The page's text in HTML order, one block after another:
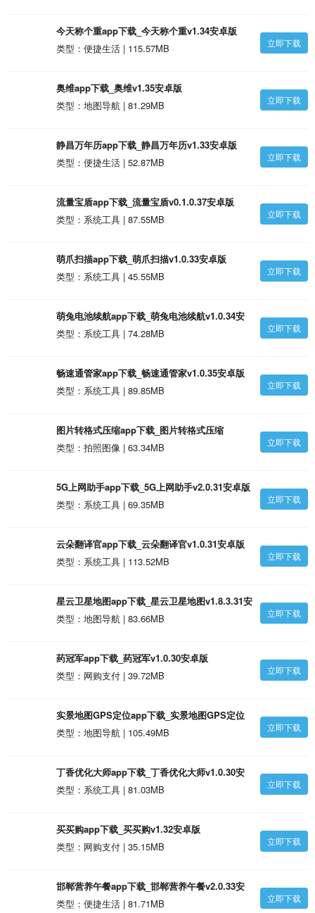
今天称个重app下载_今天称个重v1.34安卓版
类型：便捷生活 | 115.57MB
立即下载
奥维app下载_奥维v1.35安卓版
类型：地图导航 | 81.29MB
立即下载
静昌万年历app下载_静昌万年历v1.33安卓版
类型：便捷生活 | 52.87MB
立即下载
流量宝盾app下载_流量宝盾v0.1.0.37安卓版
类型：系统工具 | 87.55MB
立即下载
萌爪扫描app下载_萌爪扫描v1.0.33安卓版
类型：系统工具 | 45.55MB
立即下载
萌兔电池续航app下载_萌兔电池续航v1.0.34安
卓版
类型：系统工具 | 74.28MB 立即下载
畅速通管家app下载_畅速通管家v1.0.35安卓版
类型：系统工具 | 89.85MB
立即下载
图片转格式压缩app下载_图片转格式压缩
v1.0.35安卓版
类型：拍照图像 | 63.34MB 立即下载
5G上网助手app下载_5G上网助手v2.0.31安卓版
类型：系统工具 | 69.35MB
立即下载
云朵翻译官app下载_云朵翻译官v1.0.31安卓版
类型：系统工具 | 113.52MB
立即下载
星云卫星地图app下载_星云卫星地图v1.8.3.31安
卓版
类型：地图导航 | 83.66MB 立即下载
药冠军app下载_药冠军v1.0.30安卓版
类型：网购支付 | 39.72MB
立即下载
实景地图GPS定位app下载_实景地图GPS定位
v3.1.33安卓版
类型：地图导航 | 105.49MB 立即下载
丁香优化大师app下载_丁香优化大师v1.0.30安
卓版
类型：系统工具 | 81.03MB 立即下载
买买购app下载_买买购v1.32安卓版
类型：网购支付 | 35.15MB
立即下载
邯郸营养午餐app下载_邯郸营养午餐v2.0.33安
卓版
类型：便捷生活 | 81.71MB 立即下载